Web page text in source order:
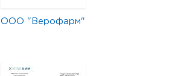
ООО "Верофарм"